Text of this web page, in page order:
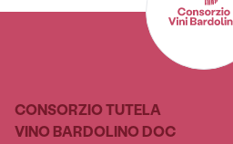
CONSORZIO TUTELA
VINO BARDOLINO DOC